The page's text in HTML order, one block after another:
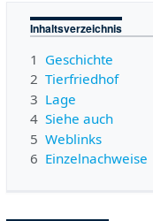
Inhaltsverzeichnis
1 Geschichte
2 Tierfriedhof
3 Lage
4 Siehe auch
5 Weblinks
6 Einzelnachweise